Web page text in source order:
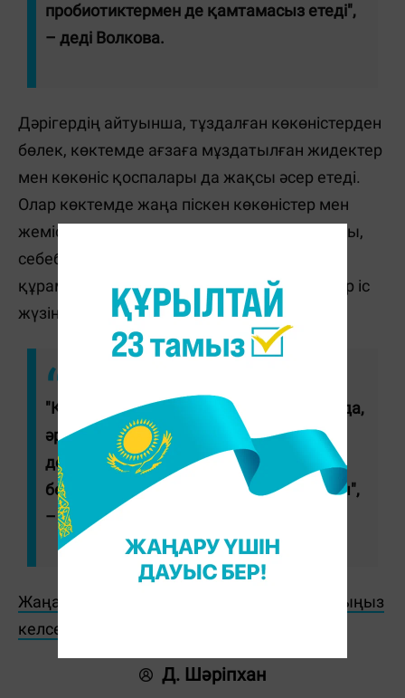
пробиотиктермен де қамтамасыз етеді",
– деді Волкова.
Дәрігердің айтуынша, тұздалған көкөністерден
бөлек, көктемде ағзаға мұздатылған жидектер
мен көкөніс қоспалары да жақсы әсер етеді.
Олар көктемде жаңа піскен көкөністер мен
жемістер аз болатын кезеңде қолданылады,
себебі дұрыс мұздату кезінде олардың
құрамындағы дәрумендер мен минералдар іс
жүзінде толығымен сақталады.
"Көктемде жаңа өнімдер мол болмаса да,
әрдайым теңгерімді тамақтанып,
денсаулықты нығайтуға мүмкіндік
беретін қолжетімді нұсқалар табылады",
– деді диетолог.
Жаңалықтарды бәрінен бұрын біліп отырғыңыз
келсе, Telegram-арнамызға жазылыңыз!
Д. Шәріпхан